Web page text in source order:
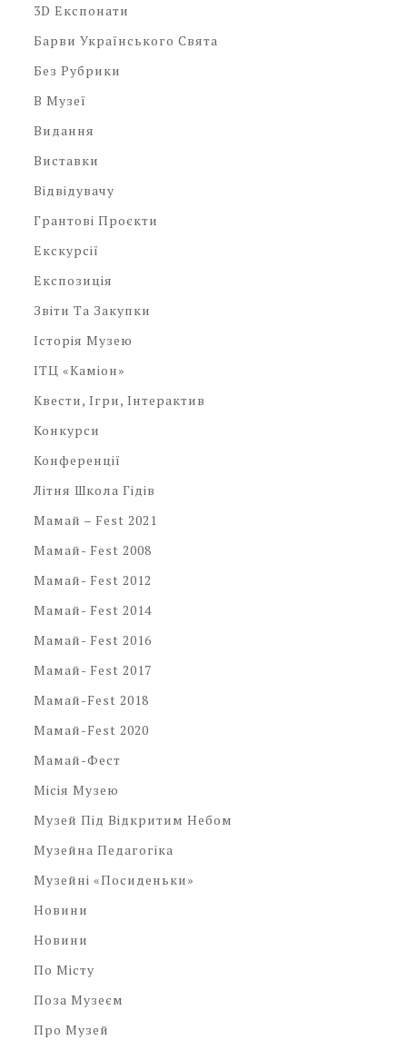
3D Експонати
Барви Українського Свята
Без Рубрики
В Музеї
Видання
Виставки
Відвідувачу
Грантові Проєкти
Екскурсії
Експозиція
Звіти Та Закупки
Історія Музею
ІТЦ «Каміон»
Квести, Ігри, Інтерактив
Конкурси
Конференції
Літня Школа Гідів
Мамай – Fest 2021
Мамай- Fest 2008
Мамай- Fest 2012
Мамай- Fest 2014
Мамай- Fest 2016
Мамай- Fest 2017
Мамай-Fest 2018
Мамай-Fest 2020
Мамай-Фест
Місія Музею
Музей Під Відкритим Небом
Музейна Педагогіка
Музейні «посиденьки»
Новини
Новини
По Місту
Поза Музеєм
Про Музей